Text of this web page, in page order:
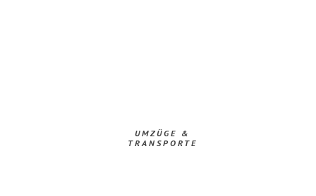
UMZÜGE &
TRANSPORTE